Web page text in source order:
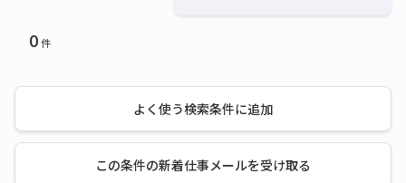
0件
よく使う検索条件に追加
この条件の新着仕事メールを受け取る